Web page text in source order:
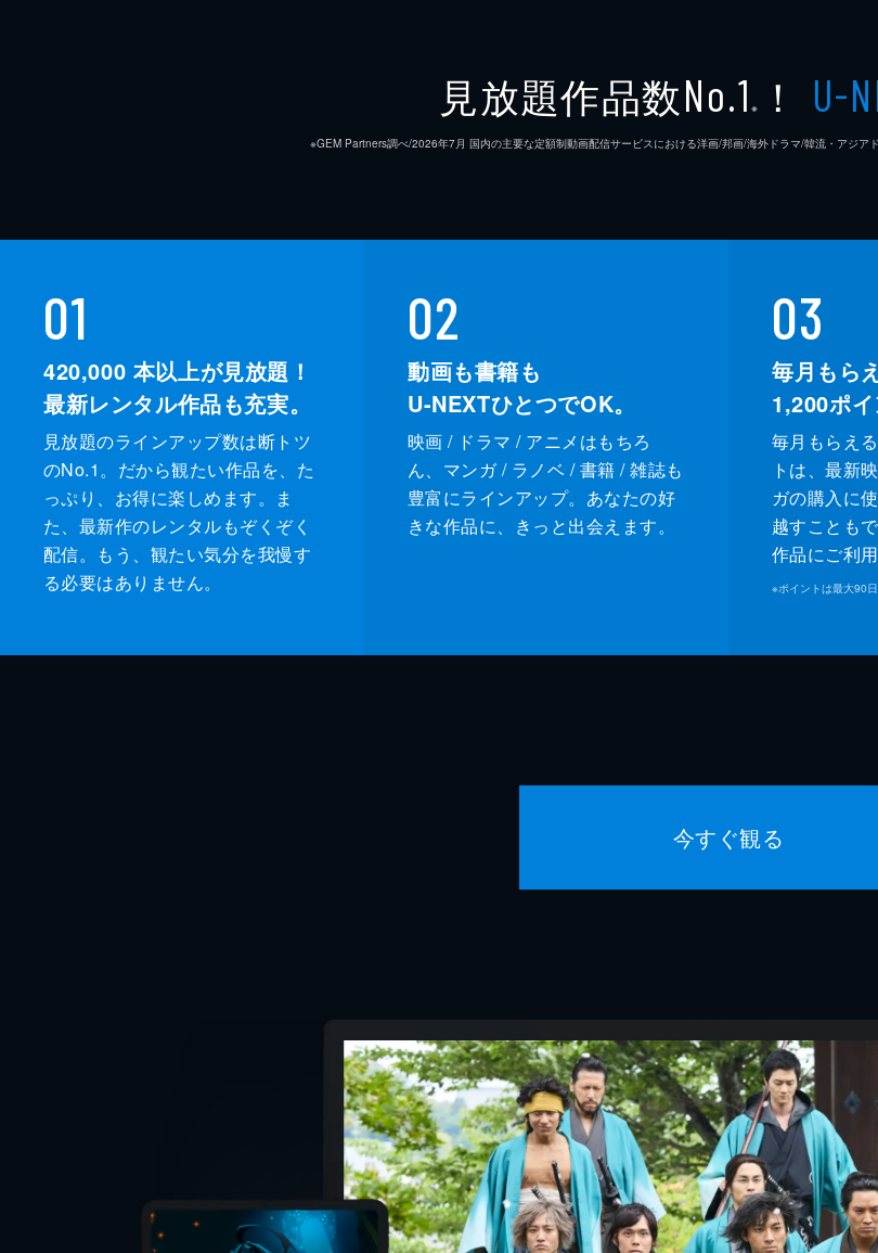
見放題作品数No.1 ※ ！ U-
※GEM Partners調べ/2026年7⽉ 国内の主要な定額制動画配信サービスにおける洋画/邦画/海外ドラマ/韓流・アジア
01
420,000 本以上が見放題！
最新レンタル作品も充実。
見放題のラインアップ数は断トツ
のNo.1。だから観たい作品を、た
っぷり、お得に楽しめます。ま
た、最新作のレンタルもぞくぞく
配信。もう、観たい気分を我慢す
る必要はありません。
02
動画も書籍も
U-NEXTひとつでOK。
映画 / ドラマ / アニメはもちろ
ん、マンガ / ラノベ / 書籍 / 雑誌も
豊富にラインアップ。あなたの好
きな作品に、きっと出会えます。
03
毎月もら
1,200ポイ
毎月もらえ
トは、最新
ガの購入に
越すことも
作品にご利
※ポイントは最大90
今すぐ観る